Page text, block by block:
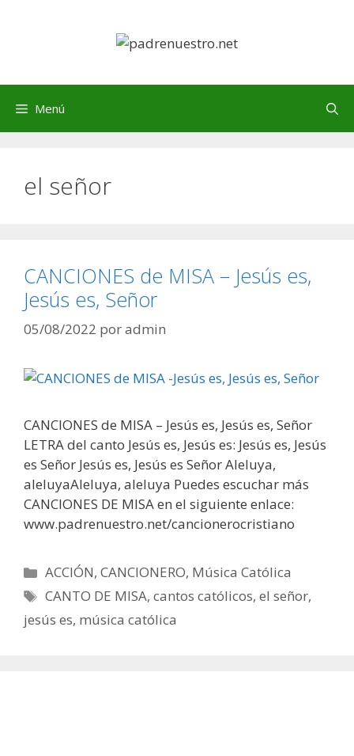
Menú
el señor
CANCIONES de MISA – Jesús es,
Jesús es, Señor
05/08/2022 poradmin
CANCIONES de MISA – Jesús es, Jesús es, Señor
LETRA del canto Jesús es, Jesús es: Jesús es, Jesús
es Señor Jesús es, Jesús es Señor Aleluya,
aleluyaAleluya, aleluya Puedes escuchar más
CANCIONES DE MISA en el siguiente enlace:
www.padrenuestro.net/cancionerocristiano
Categorías
ACCIÓN,CANCIONERO, Música Católica
Etiquetas
CANTO DE MISA,cantos católicos,el señor,
jesús es, música católica